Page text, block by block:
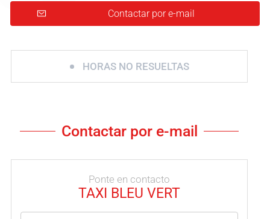
Contactar por e-mail
HORAS NO RESUELTAS
Contactar por e-mail
Ponte en contacto
TAXI BLEU VERT